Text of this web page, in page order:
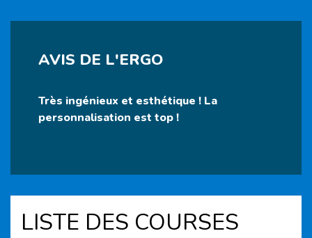
AVIS DE L'ERGO
Très ingénieux et esthétique ! La
personnalisation est top !
LISTE DES COURSES